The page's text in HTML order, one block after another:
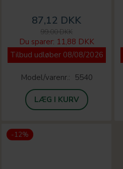
87,12 DKK
99,00 DKK
Du sparer: 11,88 DKK
Tilbud udløber 08/08/2026
Model/varenr.: 5540
LÆG I KURV
-12%